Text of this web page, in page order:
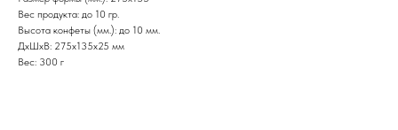
Вес продукта: до 10 гр.
Высота конфеты (мм.): до 10 мм.
ДxШxВ: 275x135x25 мм
Вес: 300 г